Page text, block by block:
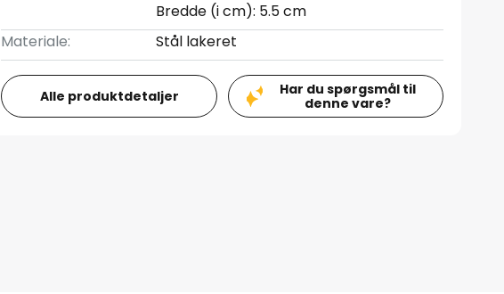
Bredde (i cm): 5.5 cm
Materiale:
Stål lakeret
Alle produktdetaljer
Har du spørgsmål til
denne vare?